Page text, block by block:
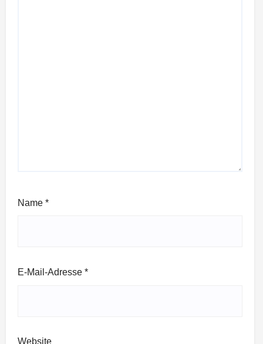
Name *
E-Mail-Adresse *
Website